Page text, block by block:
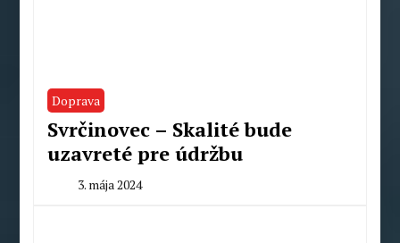
Doprava
Svrčinovec – Skalité bude
uzavreté pre údržbu
3. mája 2024